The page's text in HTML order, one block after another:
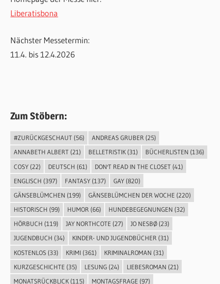
Liberatisbona
Nächster Messetermin:
11.4. bis 12.4.2026
Zum Stöbern:
#ZURÜCKGESCHAUT(56) ANDREAS GRUBER (25)
ANNABETH ALBERT(21) BELLETRISTIK(31) BÜCHERLISTEN (136)
COSY(22) DEUTSCH (61) DON'T READ IN THE CLOSET(41)
ENGLISCH (397) FANTASY(137) GAY(820)
GÄNSEBLÜMCHEN (199) GÄNSEBLÜMCHEN DER WOCHE (220)
HISTORISCH (99) HUMOR (66) HUNDEBEGEGNUNGEN (32)
HÖRBUCH (119) JAY NORTHCOTE (27) JO NESBØ(23)
JUGENDBUCH (34) KINDER- UND JUGENDBÜCHER(31)
KOSTENLOS(33) KRIMI(361) KRIMINALROMAN (31)
KURZGESCHICHTE (35) LESUNG(24) LIEBESROMAN (21)
MONATSRÜCKBLICK(115) MONTAGSFRAGE (97)